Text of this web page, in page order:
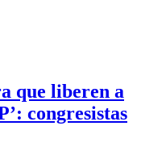
que liberen a
congresistas